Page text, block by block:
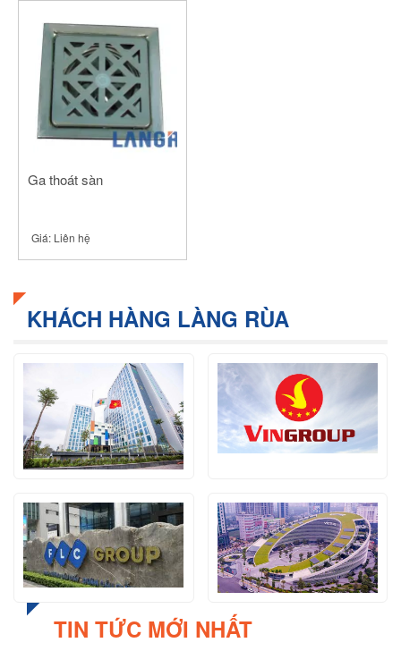
Ga thoát sàn
Giá: Liên hệ
KHÁCH HÀNG LÀNG RÙA
TIN TỨC MỚI NHẤT